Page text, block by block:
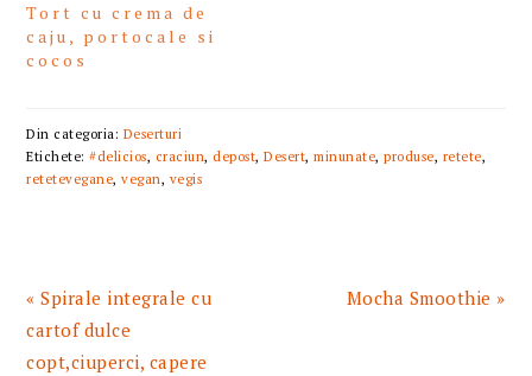
Tort cu crema de
caju, portocale si
cocos
Din categoria: Deserturi
Etichete:#delicios, craciun, depost,Desert,minunate,produse, retete,
retetevegane,vegan, vegis
Articol
anterior:
« Spirale integrale cu
cartof dulce
copt,ciuperci, capere
Articolul
Mocha Smoothie »